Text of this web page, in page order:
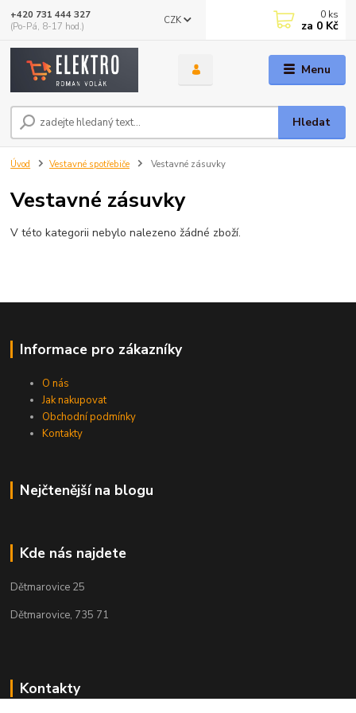
Menu
CZK
Hledat
+420 731 444 327
(Po-Pá, 8-17 hod.)
0 ks
za 0 Kč
Úvod Vestavné spotřebiče Vestavné zásuvky
Vestavné zásuvky
V této kategorii nebylo nalezeno žádné zboží.
Informace pro zákazníky
O nás
Jak nakupovat
Obchodní podmínky
Kontakty
Nejčtenější na blogu
Kde nás najdete
Dětmarovice 25
Dětmarovice, 735 71
Kontakty